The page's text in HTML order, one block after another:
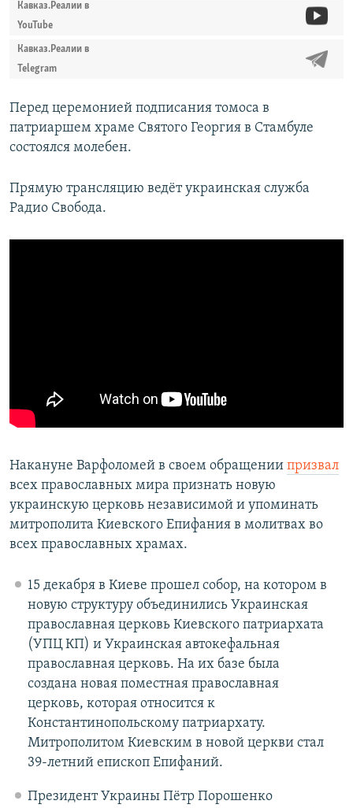
Кавказ.Реалии в
YouTube
Кавказ.Реалии в
Telegram
Перед церемонией подписания томоса в
патриаршем храме Святого Георгия в Стамбуле
состоялся молебен.
Прямую трансляцию ведёт украинская служба
Радио Свобода.
Накануне Варфоломей в своем обращении призвал
всех православных мира признать новую
украинскую церковь независимой и упоминать
митрополита Киевского Епифания в молитвах во
всех православных храмах.
15 декабря в Киеве прошел собор, на котором в
новую структуру объединились Украинская
православная церковь Киевского патриархата
(УПЦ КП) и Украинская автокефальная
православная церковь. На их базе была
создана новая поместная православная
церковь, которая относится к
Константинопольскому патриархату.​
Митрополитом Киевским в новой церкви стал
39-летний епископ Епифаний.
Президент Украины Пётр Порошенко